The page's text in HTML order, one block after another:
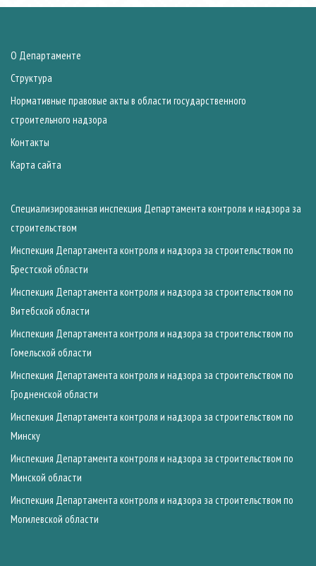
О Департаменте
Структура
Нормативные правовые акты в области государственного
строительного надзора
Контакты
Карта сайта
Специализированная инспекция Департамента контроля и надзора за
строительством
Инспекция Департамента контроля и надзора за строительством по
Брестской области
Инспекция Департамента контроля и надзора за строительством по
Витебской области
Инспекция Департамента контроля и надзора за строительством по
Гомельской области
Инспекция Департамента контроля и надзора за строительством по
Гродненской области
Инспекция Департамента контроля и надзора за строительством по
Минску
Инспекция Департамента контроля и надзора за строительством по
Минской области
Инспекция Департамента контроля и надзора за строительством по
Могилевской области